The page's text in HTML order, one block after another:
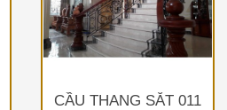
CẦU THANG SẮT 011